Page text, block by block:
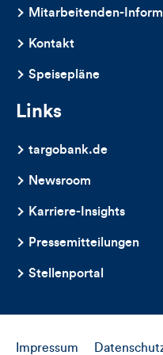
Mitarbeitenden-
Kontakt
Speisepläne
Links
targobank.de
Newsroom
Karriere-Insights
Pressemitteilungen
Stellenportal
Impressum